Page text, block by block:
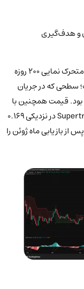
و هدف‌گیری
نمودار روزانه نشان می‌دهد $JUP میانگین متحرک نمایی 200 روزه
است؛ سطحی که در جریان
قیمت همچنین با
فاصله مناسبی بالاتر از اندیکاتور روزانه Supertrend در نزدیکی 0.169
بازیابی ماه ژوئن را